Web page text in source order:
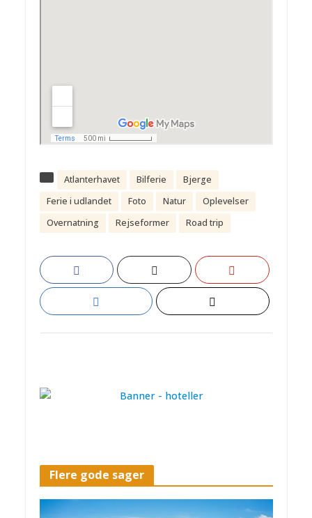
Atlanterhavet Bilferie
Bjerge
Ferie i udlandet
Foto Natur
Oplevelser
Overnatning
Rejseformer Road trip
Flere gode sager